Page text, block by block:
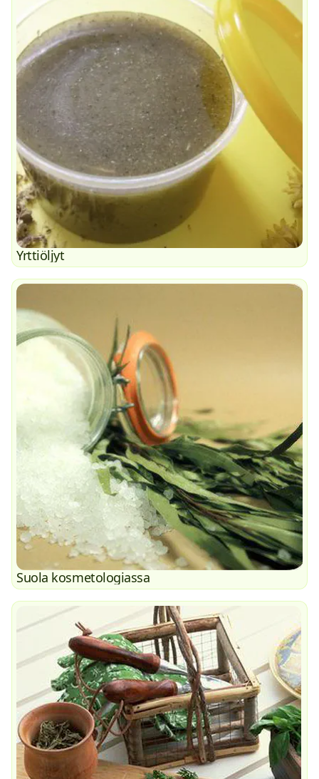
Yrttiöljyt
Suola kosmetologiassa